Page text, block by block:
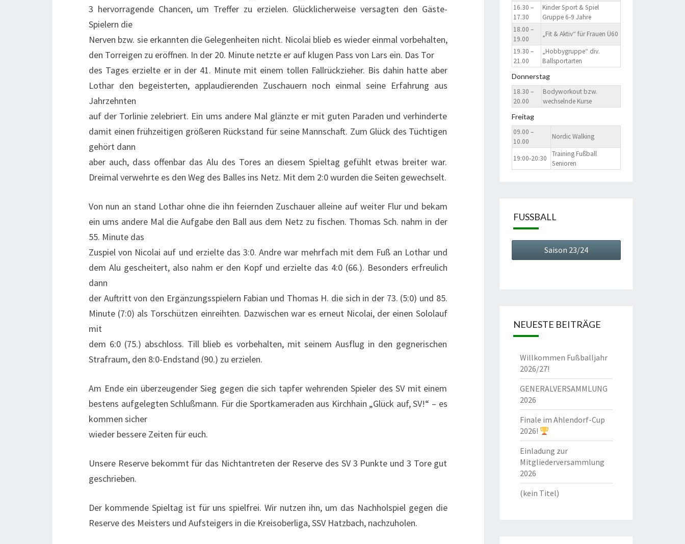
3 hervorragende Chancen, um Treffer zu erzielen. Glücklicherweise versagten den Gäste-
Spielern die
Nerven bzw. sie erkannten die Gelegenheiten nicht. Nicolai blieb es wieder einmal vorbehalten,
den Torreigen zu eröffnen. In der 20. Minute netzte er auf klugen Pass von Lars ein. Das Tor
des Tages erzielte er in der 41. Minute mit einem tollen Fallrückzieher. Bis dahin hatte aber
Lothar den begeisterten, applaudierenden Zuschauern noch einmal seine Erfahrung aus
Jahrzehnten
auf der Torlinie zelebriert. Ein ums andere Mal glänzte er mit guten Paraden und verhinderte
damit einen frühzeitigen größeren Rückstand für seine Mannschaft. Zum Glück des Tüchtigen
gehört dann
aber auch, dass offenbar das Alu des Tores an diesem Spieltag gefühlt etwas breiter war.
Dreimal verwehrte es den Weg des Balles ins Netz. Mit dem 2:0 wurden die Seiten gewechselt.
Von nun an stand Lothar ohne die ihn feiernden Zuschauer alleine auf weiter Flur und bekam
ein ums andere Mal die Aufgabe den Ball aus dem Netz zu fischen. Thomas Sch. nahm in der
55. Minute das
Zuspiel von Nicolai auf und erzielte das 3:0. Andre war mehrfach mit dem Fuß an Lothar und
dem Alu gescheitert, also nahm er den Kopf und erzielte das 4:0 (66.). Besonders erfreulich
dann
der Auftritt von den Ergänzungsspielern Fabian und Thomas H. die sich in der 73. (5:0) und 85.
Minute (7:0) als Torschützen einreihten. Dazwischen war es erneut Nicolai, der einen Sololauf
mit
dem 6:0 (75.) abschloss. Till blieb es vorbehalten, mit seinem Ausflug in den gegnerischen
Strafraum, den 8:0-Endstand (90.) zu erzielen.
Am Ende ein überzeugender Sieg gegen die sich tapfer wehrenden Spieler des SV mit einem
bestens aufgelegten Schlußmann. Für die Sportkameraden aus Kirchhain „Glück auf, SV!“ – es
kommen sicher
wieder bessere Zeiten für euch.
Unsere Reserve bekommt für das Nichtantreten der Reserve des SV 3 Punkte und 3 Tore gut
geschrieben.
Der kommende Spieltag ist für uns spielfrei. Wir nutzen ihn, um das Nachholspiel gegen die
Reserve des Meisters und Aufsteigers in die Kreisoberliga, SSV Hatzbach, nachzuholen.
16.30 –
17.30
Kinder Sport & Spiel
Gruppe 6-9 Jahre
18.00 –
19.00
„Fit & Aktiv“ für Frauen Ü60
19.30 –
21.00
„Hobbygruppe“ div.
Ballsportarten
Donnerstag
18.30 –
20.00
Bodyworkout bzw.
wechselnde Kurse
Freitag
09.00 –
10.00
Nordic Walking
19:00-20:30
Training Fußball
Senioren
FUSSBALL
Saison 23/24
NEUESTE BEITRÄGE
Willkommen Fußballjahr
2026/27!
GENERALVERSAMMLUNG
2026
Finale im Ahlendorf-Cup
2026!
Einladung zur
Mitgliederversammlung
2026
(kein Titel)